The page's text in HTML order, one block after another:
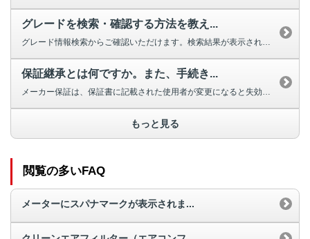
グレードを検索・確認する方法を教え...
保証継承とは何ですか。また、手続き...
メーカー保証は、保証書に記載された使用者が変更になると失効しますが、車両の...
もっと見る
閲覧の多いFAQ
メーターにスパナマークが表示されま...